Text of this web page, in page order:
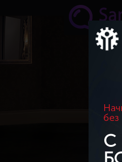
Перейти к основному содержанию
С